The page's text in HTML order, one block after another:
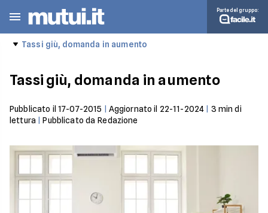
Parte del gruppo:
Tassi giù, domanda in aumento
Tassi giù, domanda in aumento
Pubblicato il 17-07-2015 Aggiornato il 22-11-2024 3 min di
lettura |Pubblicato da Redazione